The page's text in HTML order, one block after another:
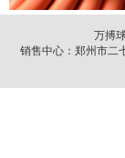
万搏
销售中心：郑州市二